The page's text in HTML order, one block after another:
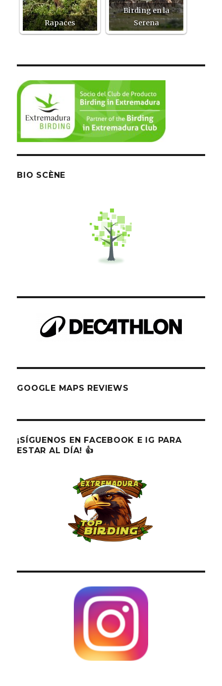
Rapaces
Birding en la
Serena
BIO SCÈNE
GOOGLE MAPS REVIEWS
¡SÍGUENOS EN FACEBOOK E IG PARA
ESTAR AL DÍA! 👍